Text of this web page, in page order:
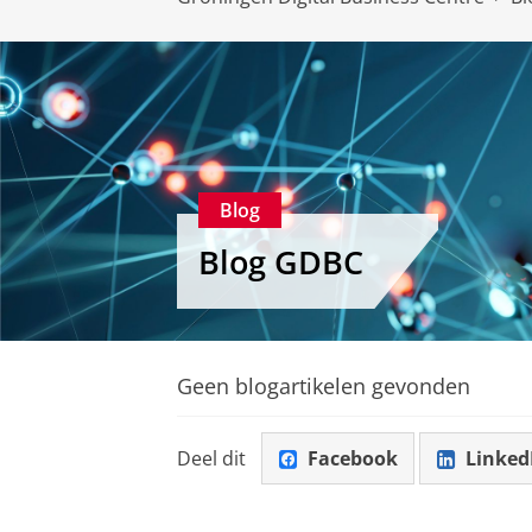
Blog
Blog GDBC
Geen blogartikelen gevonden
Deel dit Facebook